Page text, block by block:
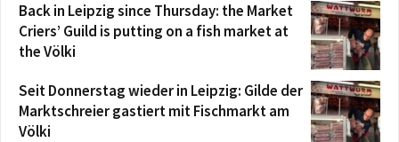
Back in Leipzig since Thursday: the Market
Criers’ Guild is putting on a fish market at
the Völki
Seit Donnerstag wieder in Leipzig: Gilde der
Marktschreier gastiert mit Fischmarkt am
Völki